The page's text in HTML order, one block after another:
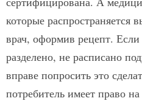
которые распространяется
врач, оформив рецепт. Если
разделено, не расписано
вправе попросить это
потребитель имеет право